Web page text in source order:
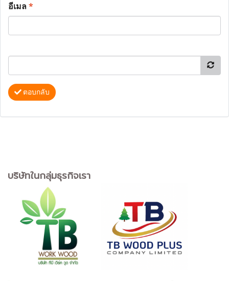
อีเมล*
ตอบกลับ
บริษัทในกลุ่มธุรกิจเรา